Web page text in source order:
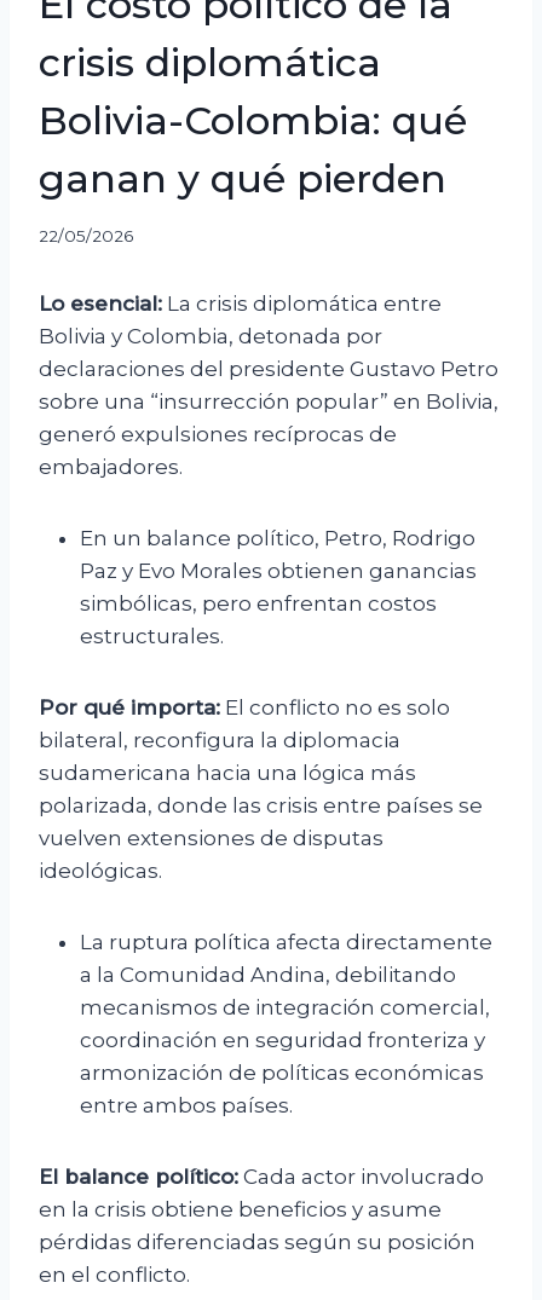
crisis diplomática
Bolivia-Colombia: qué
ganan y qué pierden
22/05/2026
Lo esencial: La crisis diplomática entre
Bolivia y Colombia, detonada por
declaraciones del presidente Gustavo Petro
sobre una “insurrección popular” en Bolivia,
generó expulsiones recíprocas de
embajadores.
En un balance político, Petro, Rodrigo
Paz y Evo Morales obtienen ganancias
simbólicas, pero enfrentan costos
estructurales.
Por qué importa: El conflicto no es solo
bilateral, reconfigura la diplomacia
sudamericana hacia una lógica más
polarizada, donde las crisis entre países se
vuelven extensiones de disputas
ideológicas.
La ruptura política afecta directamente
a la Comunidad Andina, debilitando
mecanismos de integración comercial,
coordinación en seguridad fronteriza y
armonización de políticas económicas
entre ambos países.
El balance político: Cada actor involucrado
en la crisis obtiene beneficios y asume
pérdidas diferenciadas según su posición
en el conflicto.